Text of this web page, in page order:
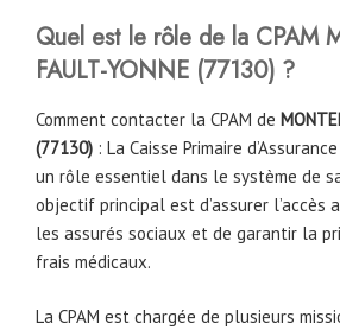
Quel est le rôle de la CPAM
FAULT-YONNE (77130) ?
Comment contacter la CPAM de
(77130) : La Caisse Primaire
un rôle essentiel dans le système de
objectif principal est d’assurer l’accès
les assurés sociaux et de garantir la
frais médicaux.
La CPAM est chargée de plusieurs